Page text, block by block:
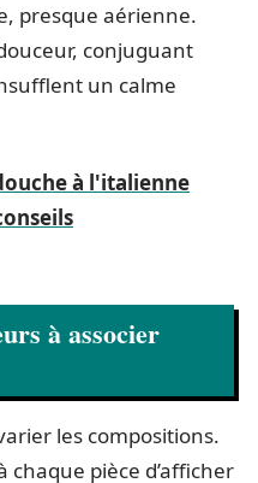
presque aérienne.
conjuguant
un calme
à l'italienne
à associer
les compositions.
chaque pièce d’afficher